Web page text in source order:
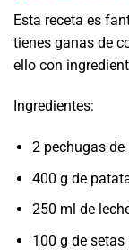
Esta receta es
tienes ganas de
ello con
Ingredientes:
2 pechugas de
400 g de
250 ml de
100 g de